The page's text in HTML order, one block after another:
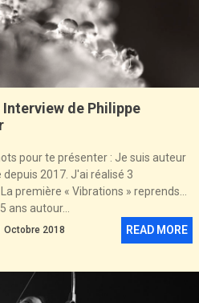
de Philippe
pour te présenter : Je suis auteur
2017. J'ai réalisé 3
première « Vibrations » reprends
ans autour...
Octobre 2018 READ MORE